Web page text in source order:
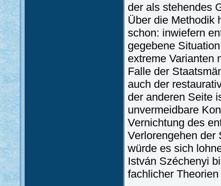
der als stehendes
Über die Methodik
schon: inwiefern
gegebene
extreme Varianten
Falle der
auch der
der anderen Seite
unvermeidbare
Vernichtung des
Verlorengehen der
würde es sich
István Széchenyi
fachlicher